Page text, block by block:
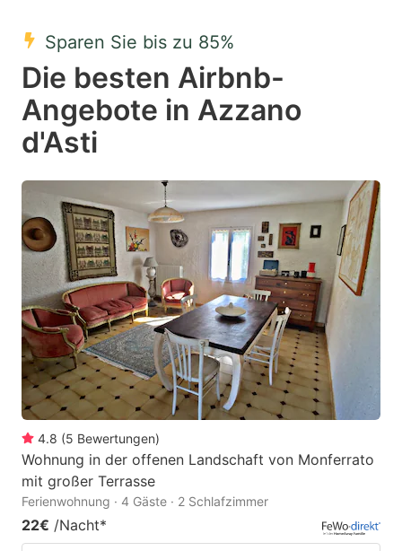
key
to
get
the
keyboard
shortcuts
for
changing
dates.
to
get
the
shortcuts
for
changing
dates.
Sparen Sie bis zu 85%
Die besten Airbnb-
Angebote in Azzano
d'Asti
4.8 (5 Bewertungen)
Wohnung in der offenen Landschaft von Monferrato
mit großer Terrasse
Ferienwohnung · 4 Gäste · 2 Schlafzimmer
22€ /Nacht*